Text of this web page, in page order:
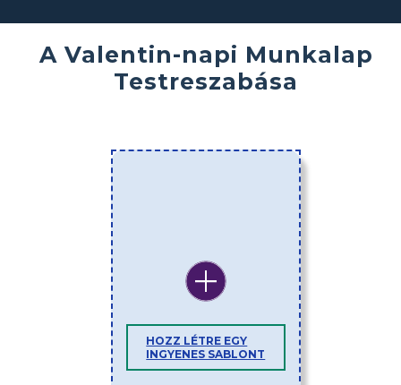
A Valentin-napi Munkalap
Testreszabása
HOZZ LÉTRE EGY
INGYENES SABLONT